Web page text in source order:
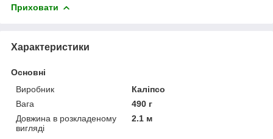
Приховати
Характеристики
Основні
Виробник
Каліпсо
Вага
490 г
Довжина в розкладеному
вигляді
2.1 м